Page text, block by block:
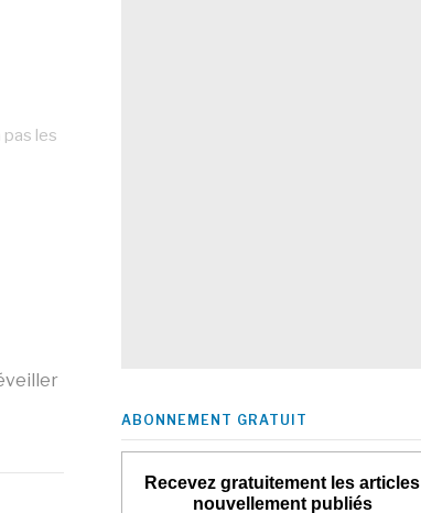
les
ABONNEMENT GRATUIT
Recevez gratuitement les articles
nouvellement publiés